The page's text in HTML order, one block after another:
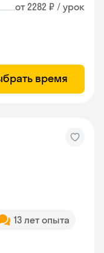
от 2282 ₽ / урок
время
13 лет опыта